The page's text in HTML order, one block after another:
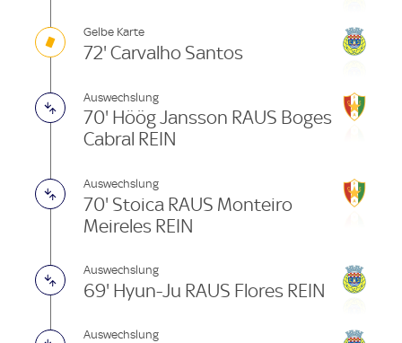
Gelbe Karte
72' Carvalho Santos
Auswechslung
70' Höög Jansson RAUS Boges
Cabral REIN
Auswechslung
70' Stoica RAUS Monteiro
Meireles REIN
Auswechslung
69' Hyun-Ju RAUS Flores REIN
Auswechslung